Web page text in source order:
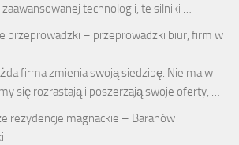
zaawansowanej technologii, te silniki …
przeprowadzki – przeprowadzki biur, firm w
firma zmienia swoją siedzibę. Nie ma w
się rozrastają i poszerzają swoje oferty, …
rezydencje magnackie – Baranów